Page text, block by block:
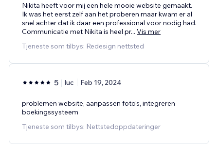
Nikita heeft voor mij een hele mooie website gemaakt.
Ik was het eerst zelf aan het proberen maar kwam er al
snel achter dat ik daar een professional voor nodig had.
Communicatie met Nikita is heel pr... Vis mer
Tjeneste som tilbys: Redesign nettsted
5 luc Feb 19, 2024
problemen website, aanpassen foto's, integreren
boekingssysteem
Tjeneste som tilbys: Nettstedoppdateringer